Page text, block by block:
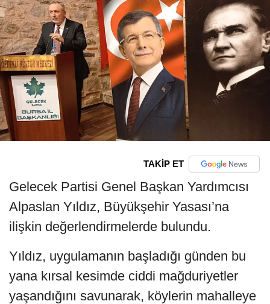
TAKİP ET
Gelecek Partisi Genel Başkan Yardımcısı
Alpaslan Yıldız, Büyükşehir Yasası’na
ilişkin değerlendirmelerde bulundu.
Yıldız, uygulamanın başladığı günden bu
yana kırsal kesimde ciddi mağduriyetler
yaşandığını savunarak, köylerin mahalleye